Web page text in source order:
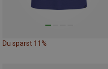
Du sparst 11%